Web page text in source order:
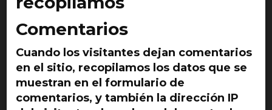
Comentarios
Cuando los visitantes dejan comentarios
en el sitio, recopilamos los datos que se
muestran en el formulario de
comentarios, y también la dirección IP